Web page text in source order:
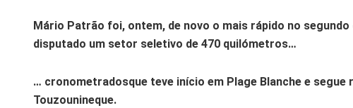
Mário Patrão foi, ontem, de novo o mais rápido no
disputado um setor seletivo de 470 quilómetros…
… cronometradosque teve início em Plage Blanche e
Touzounineque.